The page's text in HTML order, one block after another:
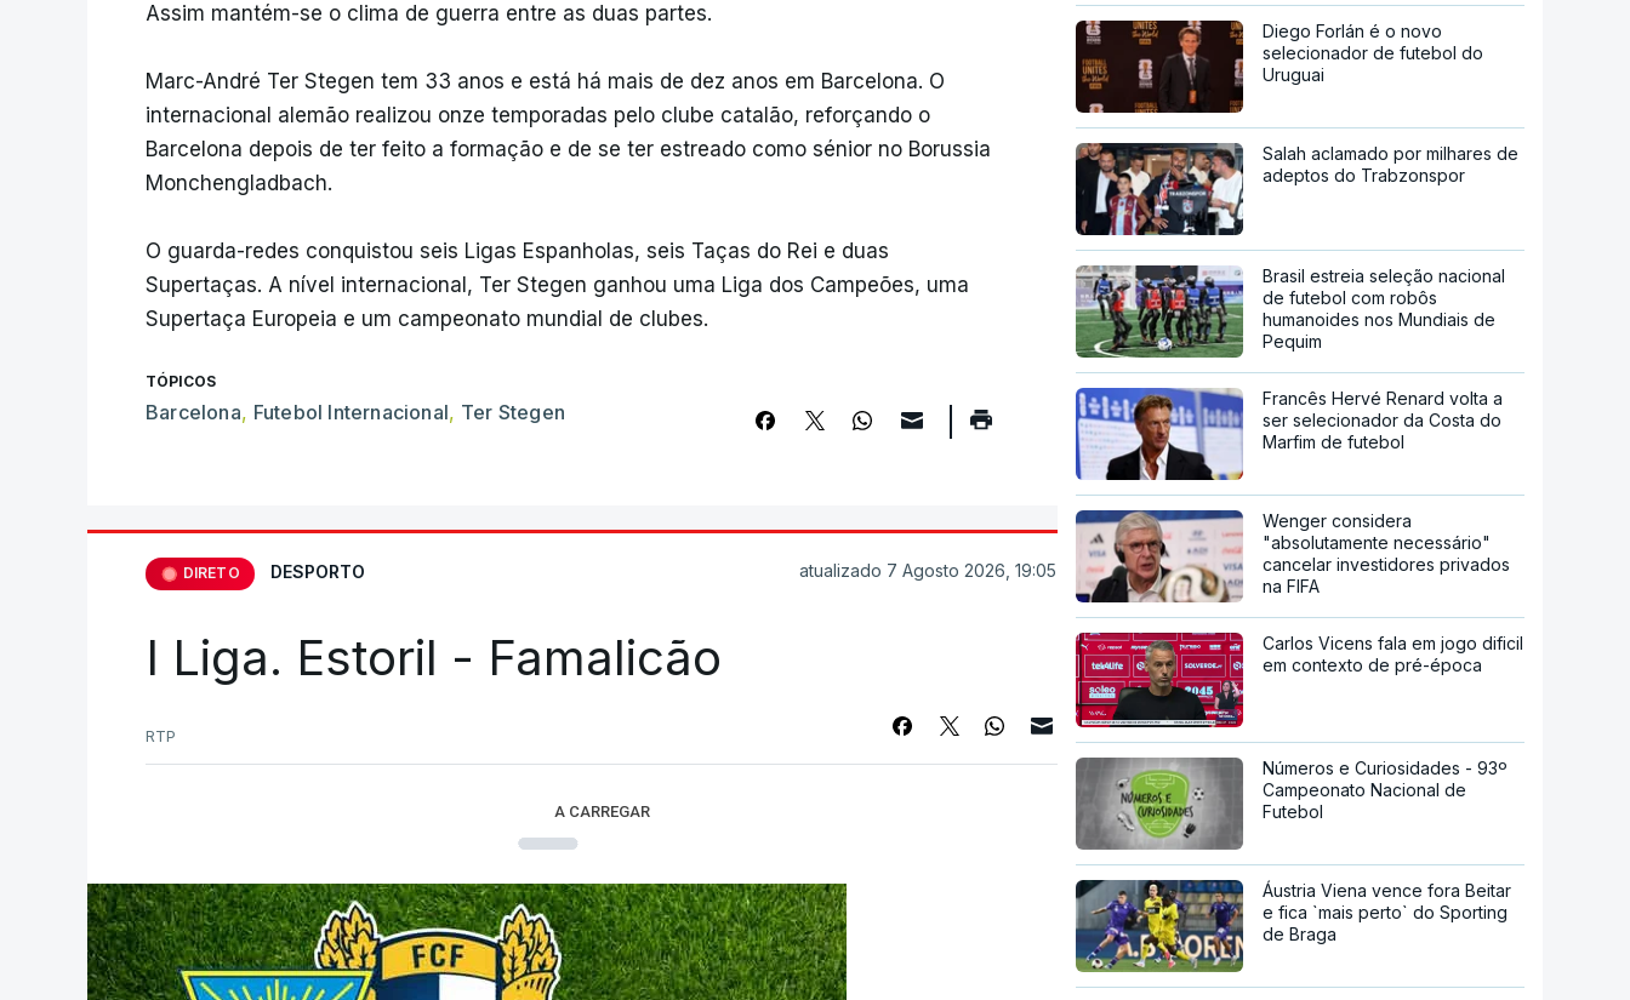
Assim mantém-se o clima de guerra entre as duas partes.
Marc-André Ter Stegen tem 33 anos e está há mais de dez anos em Barcelona. O
internacional alemão realizou onze temporadas pelo clube catalão, reforçando o
Barcelona depois de ter feito a formação e de se ter estreado como sénior no Borussia
Monchengladbach.
O guarda-redes conquistou seis Ligas Espanholas, seis Taças do Rei e duas
Supertaças. A nível internacional, Ter Stegen ganhou uma Liga dos Campeões, uma
Supertaça Europeia e um campeonato mundial de clubes.
TÓPICOS
Barcelona, Futebol Internacional, Ter Stegen
DIRETO DESPORTO atualizado 7 Agosto 2026, 19:05
I Liga. Estoril - Famalicão
RTP
A CARREGAR
Diego Forlán é o novo
selecionador de futebol do
Uruguai
Salah aclamado por milhares de
adeptos do Trabzonspor
Brasil estreia seleção nacional
de futebol com robôs
humanoides nos Mundiais de
Pequim
Francês Hervé Renard volta a
ser selecionador da Costa do
Marfim de futebol
Wenger considera
"absolutamente necessário"
cancelar investidores privados
na FIFA
Carlos Vicens fala em jogo dificil
em contexto de pré-época
Números e Curiosidades - 93º
Campeonato Nacional de
Futebol
Áustria Viena vence fora Beitar
e fica `mais perto` do Sporting
de Braga